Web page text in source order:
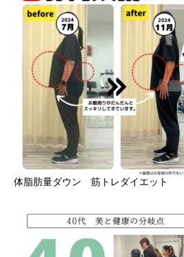
体脂肪量ダウン 筋トレダイエット